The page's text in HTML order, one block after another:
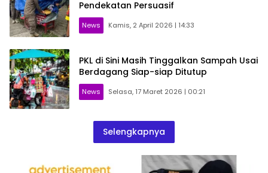
Pendekatan Persuasif
News Kamis, 2 April 2026 | 14:33
PKL di Sini Masih Tinggalkan Sampah Usai
Berdagang Siap-siap Ditutup
News Selasa, 17 Maret 2026 | 00:21
Selengkapnya